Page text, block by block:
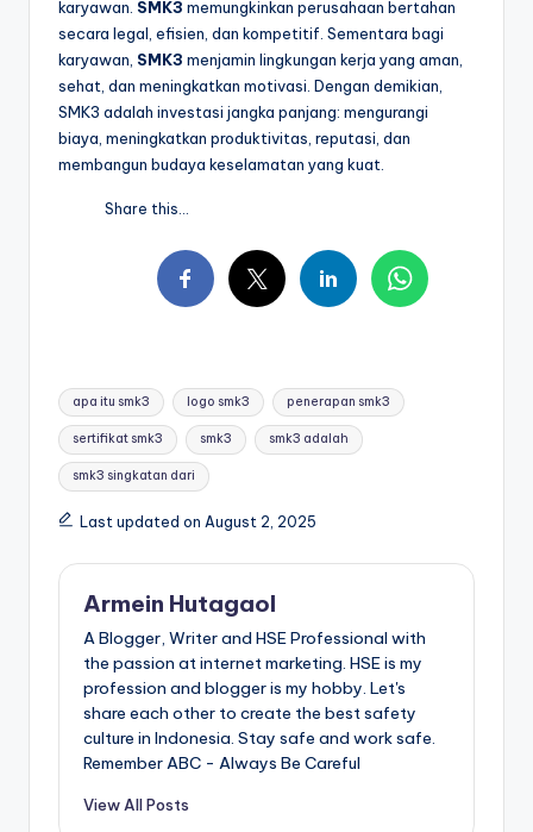
karyawan. SMK3 memungkinkan perusahaan bertahan
secara legal, efisien, dan kompetitif. Sementara bagi
karyawan, SMK3 menjamin lingkungan kerja yang aman,
sehat, dan meningkatkan motivasi. Dengan demikian,
SMK3 adalah investasi jangka panjang: mengurangi
biaya, meningkatkan produktivitas, reputasi, dan
membangun budaya keselamatan yang kuat.
Share this...
Tags:
apa itu smk3 logo smk3 penerapan smk3
sertifikat smk3 smk3 smk3 adalah
smk3 singkatan dari
Last updated on August 2, 2025
Armein Hutagaol
A Blogger, Writer and HSE Professional with
the passion at internet marketing. HSE is my
profession and blogger is my hobby. Let's
share each other to create the best safety
culture in Indonesia. Stay safe and work safe.
Remember ABC - Always Be Careful
View All Posts